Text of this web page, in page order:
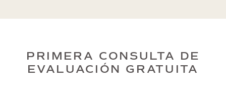
PRIMERA CONSULTA DE
EVALUACIÓN GRATUITA